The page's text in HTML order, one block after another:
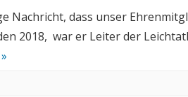
Nachricht, dass unser
2018, war er Leiter der